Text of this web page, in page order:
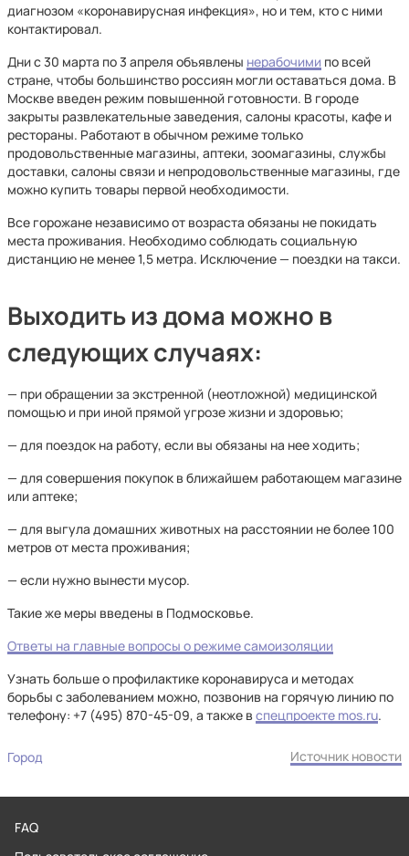
диагнозом «коронавирусная инфекция», но и тем, кто с ними
контактировал.
Дни с 30 марта по 3 апреля объявлены нерабочими по всей
стране, чтобы большинство россиян могли оставаться дома. В
Москве введен режим повышенной готовности. В городе
закрыты развлекательные заведения, салоны красоты, кафе и
рестораны. Работают в обычном режиме только
продовольственные магазины, аптеки, зоомагазины, службы
доставки, салоны связи и непродовольственные магазины, где
можно купить товары первой необходимости.
Все горожане независимо от возраста обязаны не покидать
места проживания. Необходимо соблюдать социальную
дистанцию не менее 1,5 метра. Исключение — поездки на такси.
Выходить из дома можно в
следующих случаях:
— при обращении за экстренной (неотложной) медицинской
помощью и при иной прямой угрозе жизни и здоровью;
— для поездок на работу, если вы обязаны на нее ходить;
— для совершения покупок в ближайшем работающем магазине
или аптеке;
— для выгула домашних животных на расстоянии не более 100
метров от места проживания;
— если нужно вынести мусор.
Такие же меры введены в Подмосковье.
Ответы на главные вопросы о режиме самоизоляции
Узнать больше о профилактике коронавируса и методах
борьбы с заболеванием можно, позвонив на горячую линию по
телефону: +7 (495) 870-45-09, а также в спецпроекте mos.ru.
Город Источник новости
FAQ